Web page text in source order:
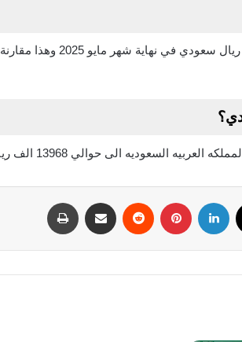
ارتفعت الأصول الاحتياطية في
الى حوالي 13968 الف ريال سعودي شهريا
لينكدإن بينتيريست مشاركة عبر البريد